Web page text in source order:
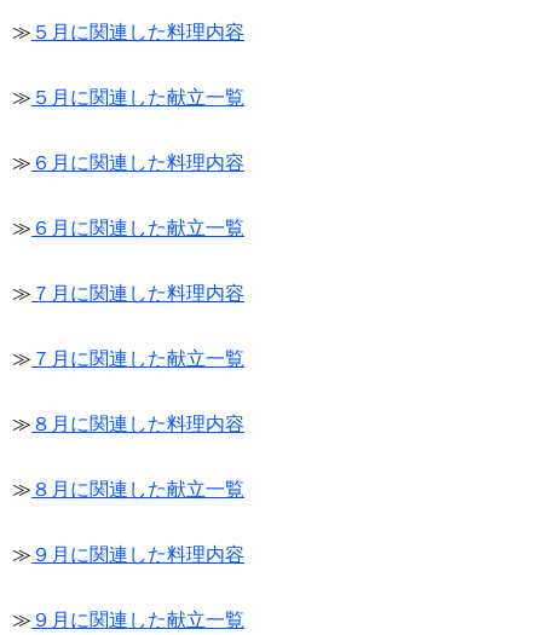
≫ ５月に関連した料理内容
≫ ５月に関連した献立一覧
≫ ６月に関連した料理内容
≫ ６月に関連した献立一覧
≫ ７月に関連した料理内容
≫ ７月に関連した献立一覧
≫ ８月に関連した料理内容
≫ ８月に関連した献立一覧
≫ ９月に関連した料理内容
≫ ９月に関連した献立一覧